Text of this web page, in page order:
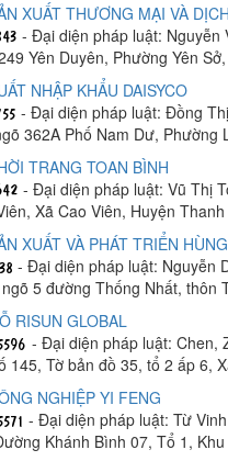
XUẤT THƯƠNG MẠI VÀ
- Đại diện pháp luật: Nguyễn
Yên Duyên, Phường Yên
NHẬP KHẨU DAISYCO
- Đại diện pháp luật: Đồng
362A Phố Nam Dư, Phường
TRANG TOAN BÌNH
- Đại diện pháp luật: Vũ Thị
Xã Cao Viên, Huyện
XUẤT VÀ PHÁT TRIỂN
- Đại diện pháp luật: Nguyễn
5 đường Thống Nhất, thôn
RISUN GLOBAL
- Đại diện pháp luật: Chen,
145, Tờ bản đồ 35, tổ 2 ấp 6,
NGHIỆP YI FENG
- Đại diện pháp luật: Từ
Khánh Bình 07, Tổ 1,